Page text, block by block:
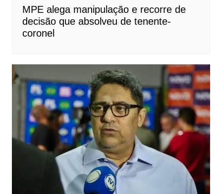
MPE alega manipulação e recorre de
decisão que absolveu de tenente-
coronel